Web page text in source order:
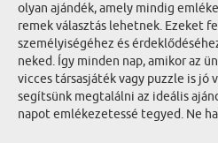
olyan ajándék, amely mindig
remek választás lehetnek. Ezeket
személyiségéhez és
neked. Így minden nap, amikor az
vicces társasjáték vagy puzzle is
segítsünk megtalálni az ideális
napot emlékezetessé tegyed. Ne